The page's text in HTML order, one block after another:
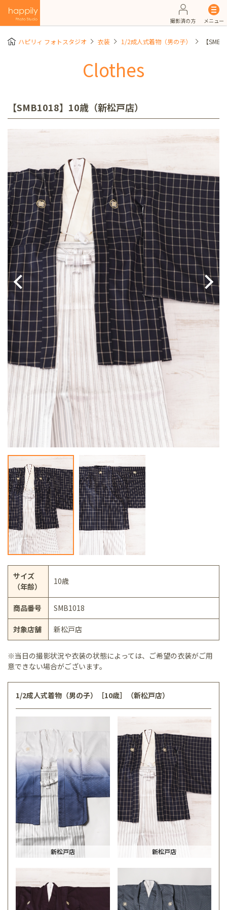
撮影済の方 メニュー
ハピリィ フォトスタジオ 衣装 1/2成人式着物（男の子） 【
Clothes
【SMB1018】10歳（新松戸店）
サイズ
（年齢）
10歳
商品番号 SMB1018
対象店舗 新松戸店
※当日の撮影状況や衣装の状態によっては、ご希望の衣装がご用
意できない場合がございます。
1/2成人式着物（男の子）［10歳］（新松戸店）
新松戸店 新松戸店